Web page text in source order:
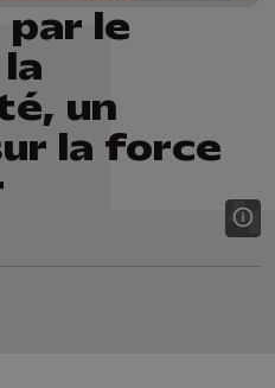
le
un
la force
Whatsapp